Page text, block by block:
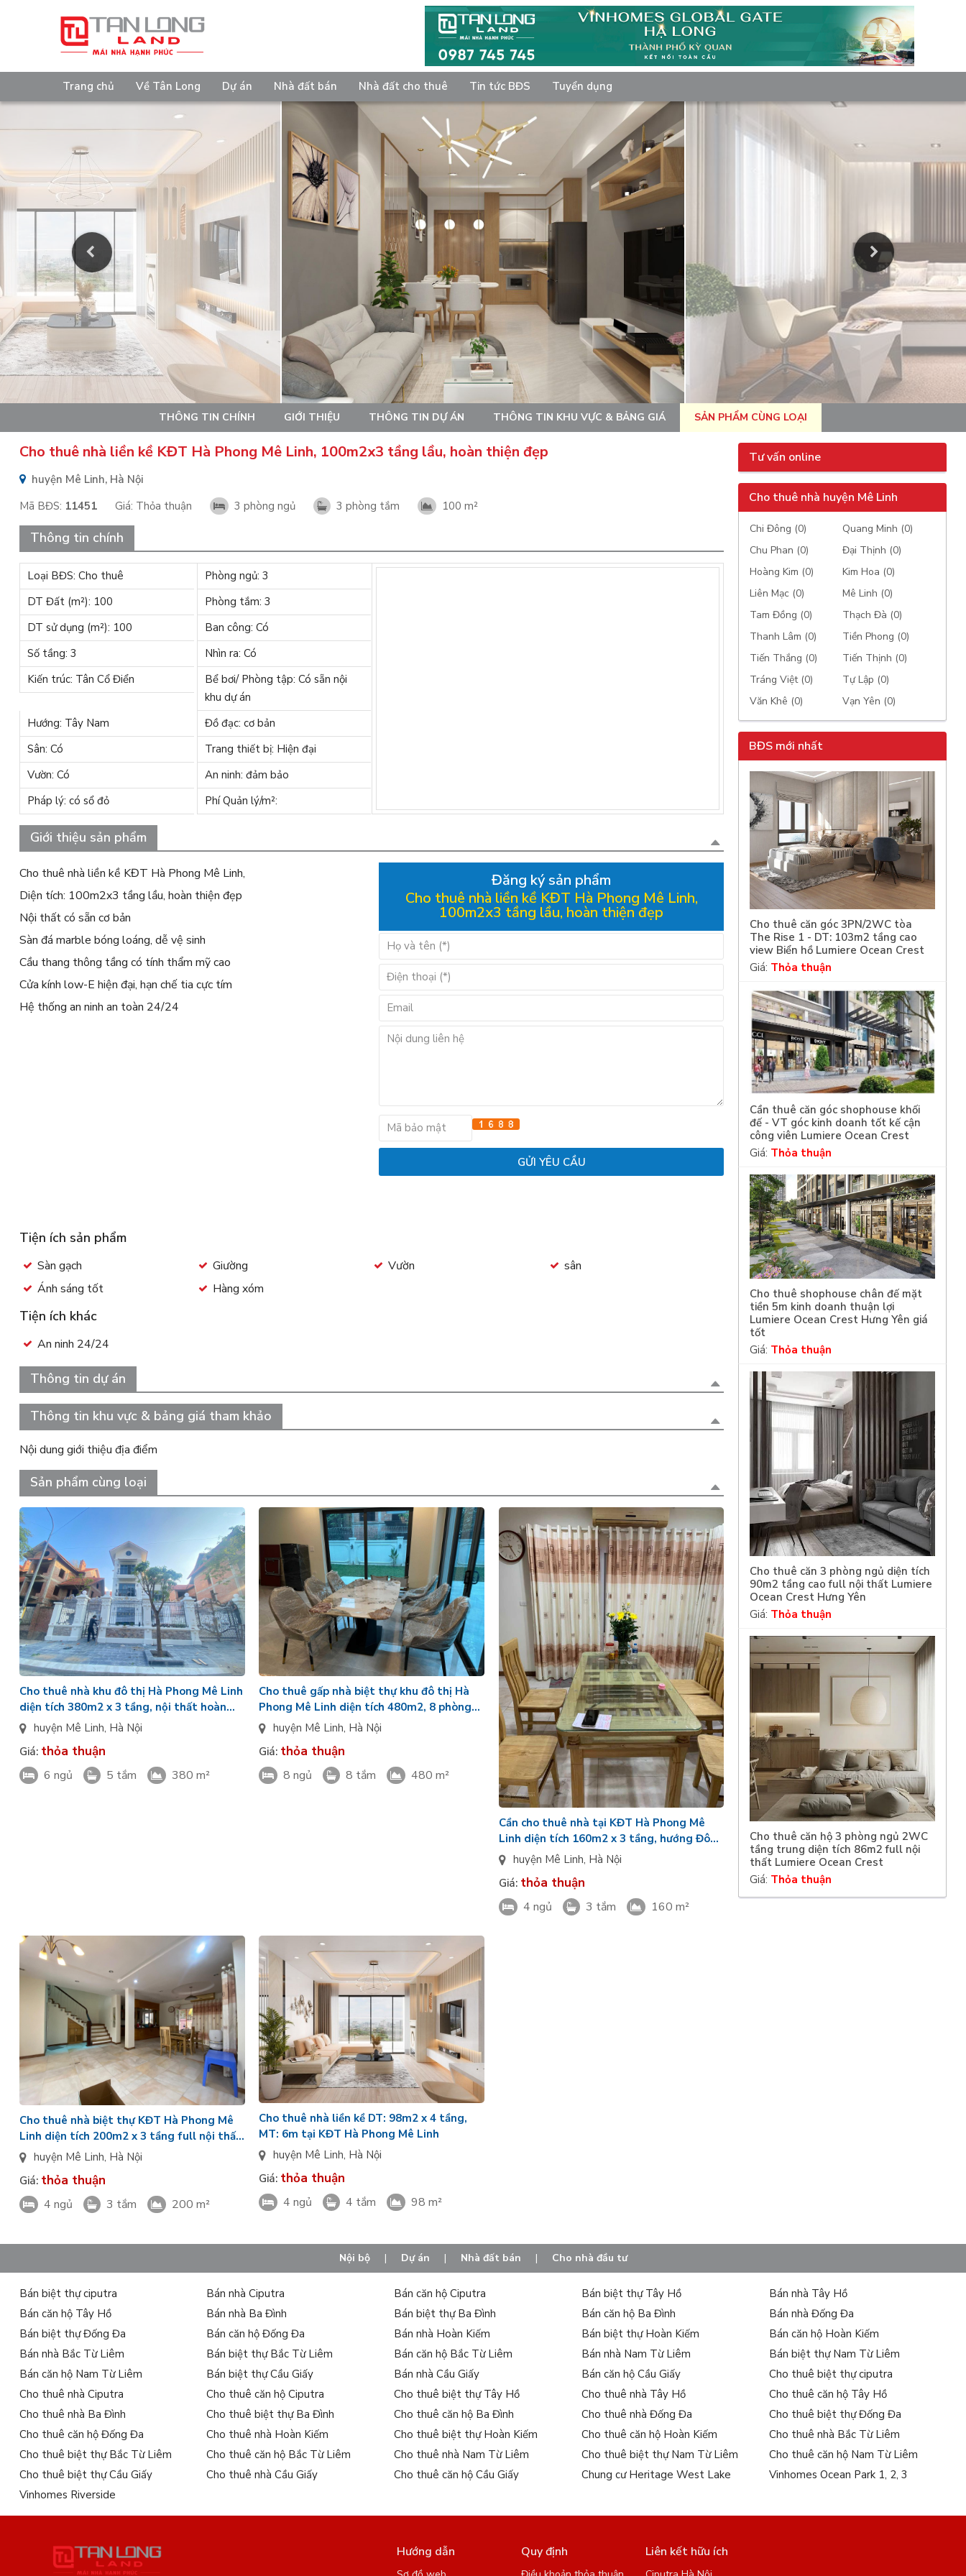
Trang chủ Về Tân Long Dự án Nhà đất bán Nhà đất cho thuê Tin tức BĐS Tuyển dụng
THÔNG TIN CHÍNH GIỚI THIỆU THÔNG TIN DỰ ÁN THÔNG TIN KHU VỰC & BẢNG GIÁ SẢN PHẨM CÙNG LOẠI
Cho thuê nhà liền kề KĐT Hà Phong Mê Linh, 100m2x3 tầng lầu, hoàn thiện đẹp
huyện Mê Linh, Hà Nội
Mã BĐS: 11451 Giá: Thỏa thuận 3 phòng ngủ 3 phòng tắm 100 m²
Thông tin chính
Loại BĐS: Cho thuê
Phòng ngủ: 3
DT Đất (m²): 100
Phòng tắm: 3
DT sử dụng (m²): 100
Ban công: Có
Số tầng: 3
Nhìn ra: Có
Kiến trúc: Tân Cổ Điển
Bể bơi/ Phòng tập: Có sẵn nội
khu dự án
Hướng: Tây Nam
Đồ đạc: cơ bản
Sân: Có
Trang thiết bị: Hiện đại
Vườn: Có
An ninh: đảm bảo
Pháp lý: có sổ đỏ
Phí Quản lý/m²:
Giới thiệu sản phẩm
Cho thuê nhà liền kề KĐT Hà Phong Mê Linh,
Diện tích: 100m2x3 tầng lầu, hoàn thiện đẹp
Nội thất có sẵn cơ bản
Sàn đá marble bóng loáng, dễ vệ sinh
Cầu thang thông tầng có tính thẩm mỹ cao
Cửa kính low-E hiện đại, hạn chế tia cực tím
Hệ thống an ninh an toàn 24/24
Đăng ký sản phẩm
Cho thuê nhà liền kề KĐT Hà Phong Mê Linh,
100m2x3 tầng lầu, hoàn thiện đẹp
Tiện ích sản phẩm
Sàn gạch Giường Vườn
sân
Ánh sáng tốt
Hàng xóm
Tiện ích khác
An ninh 24/24
Thông tin dự án
Thông tin khu vực & bảng giá tham khảo
Nội dung giới thiệu địa điểm
Sản phẩm cùng loại
Cho thuê nhà khu đô thị Hà Phong Mê Linh
diện tích 380m2 x 3 tầng, nội thất hoàn
thiện đẹp
huyện Mê Linh, Hà Nội
Giá: thỏa thuận
6 ngủ 5 tắm 380 m²
Cho thuê gấp nhà biệt thự khu đô thị Hà
Phong Mê Linh diện tích 480m2, 8 phòng
ngủ, nội thất đầy đủ
huyện Mê Linh, Hà Nội
Giá: thỏa thuận
8 ngủ 8 tắm 480 m²
Cần cho thuê nhà tại KĐT Hà Phong Mê
Linh diện tích 160m2 x 3 tầng, hướng Đông
Bắc, đầy đủ nội thất
huyện Mê Linh, Hà Nội
Giá: thỏa thuận
4 ngủ 3 tắm 160 m²
Cho thuê nhà biệt thự KĐT Hà Phong Mê
Linh diện tích 200m2 x 3 tầng full nội thất,
mặt tiền rộng
huyện Mê Linh, Hà Nội
Giá: thỏa thuận
4 ngủ 3 tắm 200 m²
Cho thuê nhà liền kề DT: 98m2 x 4 tầng,
MT: 6m tại KĐT Hà Phong Mê Linh
huyện Mê Linh, Hà Nội
Giá: thỏa thuận
4 ngủ 4 tắm 98 m²
Tư vấn online
Cho thuê nhà huyện Mê Linh
Chi Đông (0)
Quang Minh (0)
Chu Phan (0)
Đại Thịnh (0)
Hoàng Kim (0)
Kim Hoa (0)
Liên Mạc (0)
Mê Linh (0)
Tam Đồng (0)
Thạch Đà (0)
Thanh Lâm (0)
Tiền Phong (0)
Tiến Thắng (0)
Tiến Thịnh (0)
Tráng Việt (0)
Tự Lập (0)
Văn Khê (0)
Vạn Yên (0)
BĐS mới nhất
Cho thuê căn góc 3PN/2WC tòa
The Rise 1 - DT: 103m2 tầng cao
view Biển hồ Lumiere Ocean Crest
Giá: Thỏa thuận
Cần thuê căn góc shophouse khối
đế - VT góc kinh doanh tốt kế cận
công viên Lumiere Ocean Crest
Giá: Thỏa thuận
Cho thuê shophouse chân đế mặt
tiền 5m kinh doanh thuận lợi
Lumiere Ocean Crest Hưng Yên giá
tốt
Giá: Thỏa thuận
Cho thuê căn 3 phòng ngủ diện tích
90m2 tầng cao full nội thất Lumiere
Ocean Crest Hưng Yên
Giá: Thỏa thuận
Cho thuê căn hộ 3 phòng ngủ 2WC
tầng trung diện tích 86m2 full nội
thất Lumiere Ocean Crest
Giá: Thỏa thuận
Nội bộ | Dự án | Nhà đất bán | Cho nhà đầu tư
Bán biệt thự ciputra Bán nhà Ciputra Bán căn hộ Ciputra Bán biệt thự Tây Hồ
Bán nhà Tây Hồ
Bán căn hộ Tây Hồ
Bán nhà Ba Đình Bán biệt thự Ba Đình Bán căn hộ Ba Đình
Bán nhà Đống Đa
Bán biệt thự Đống Đa
Bán căn hộ Đống Đa Bán nhà Hoàn Kiếm Bán biệt thự Hoàn Kiếm
Bán căn hộ Hoàn Kiếm
Bán nhà Bắc Từ Liêm
Bán biệt thự Bắc Từ Liêm Bán căn hộ Bắc Từ Liêm Bán nhà Nam Từ Liêm
Bán biệt thự Nam Từ Liêm
Bán căn hộ Nam Từ Liêm
Bán biệt thự Cầu Giấy Bán nhà Cầu Giấy Bán căn hộ Cầu Giấy
Cho thuê biệt thự ciputra
Cho thuê nhà Ciputra
Cho thuê căn hộ Ciputra Cho thuê biệt thự Tây Hồ Cho thuê nhà Tây Hồ
Cho thuê căn hộ Tây Hồ
Cho thuê nhà Ba Đình
Cho thuê biệt thự Ba Đình Cho thuê căn hộ Ba Đình Cho thuê nhà Đống Đa
Cho thuê biệt thự Đống Đa
Cho thuê căn hộ Đống Đa
Cho thuê nhà Hoàn Kiếm Cho thuê biệt thự Hoàn Kiếm Cho thuê căn hộ Hoàn Kiếm
Cho thuê nhà Bắc Từ Liêm
Cho thuê biệt thự Bắc Từ Liêm
Cho thuê căn hộ Bắc Từ Liêm Cho thuê nhà Nam Từ Liêm Cho thuê biệt thự Nam Từ Liêm
Cho thuê căn hộ Nam Từ Liêm
Cho thuê biệt thự Cầu Giấy
Cho thuê nhà Cầu Giấy Cho thuê căn hộ Cầu Giấy Chung cư Heritage West Lake
Vinhomes Ocean Park 1, 2, 3
Vinhomes Riverside
Hướng dẫn Quy định Liên kết hữu ích